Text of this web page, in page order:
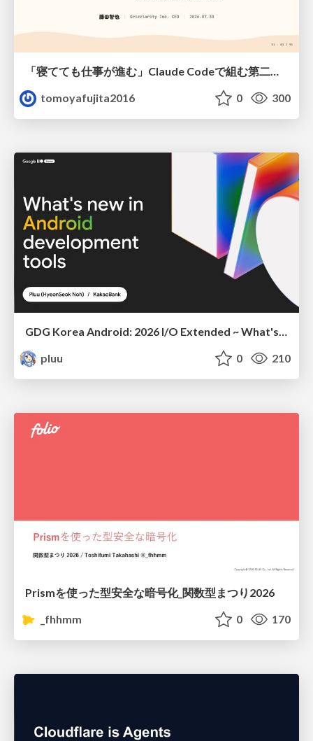
「寝てても仕事が進む」Claude Codeで組む第二の脳
tomoyafujita2016
0 300
GDG Korea Android: 2026 I/O Extended ~ What's new in Android development tools
pluu
0 210
Prismを使った型安全な暗号化_関数型まつり2026
_fhhmm
0 170